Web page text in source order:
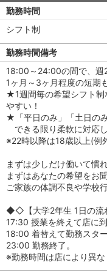
勤務時間
シフト制
勤務時間備考
18:00～24:00の間で、週
1ヶ月～3ヶ月程度の短期
★1週間毎の希望シフト制
やすい！
★「平日のみ」「土日の
できる限り柔軟に対応
※22時以降は18歳以上(例
まずは少しだけ働いて慣
まずはあなたの希望をお
ご家族の体調不良や学校
◆◇【大学2年生 1日の流
17:30 授業を終えて店に
18:00 着替えて勤務スタ
23:00 勤務終了。
※勤務時間は店により異な